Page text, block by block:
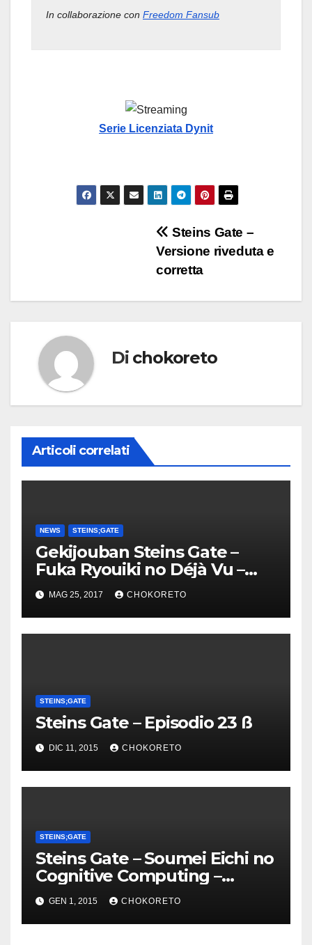
In collaborazione con Freedom Fansub
Serie Licenziata Dynit
Navigazione
Steins Gate –
Versione riveduta e
corretta
Di chokoreto
Articoli correlati
NEWS STEINS;GATE
Gekijouban Steins Gate –
Fuka Ryouiki no Déjà Vu –
Dynit
MAG 25, 2017 CHOKORETO
STEINS;GATE
Steins Gate – Episodio 23 ß
DIC 11, 2015 CHOKORETO
STEINS;GATE
Steins Gate – Soumei Eichi no
Cognitive Computing –
Torrent pack
GEN 1, 2015 CHOKORETO